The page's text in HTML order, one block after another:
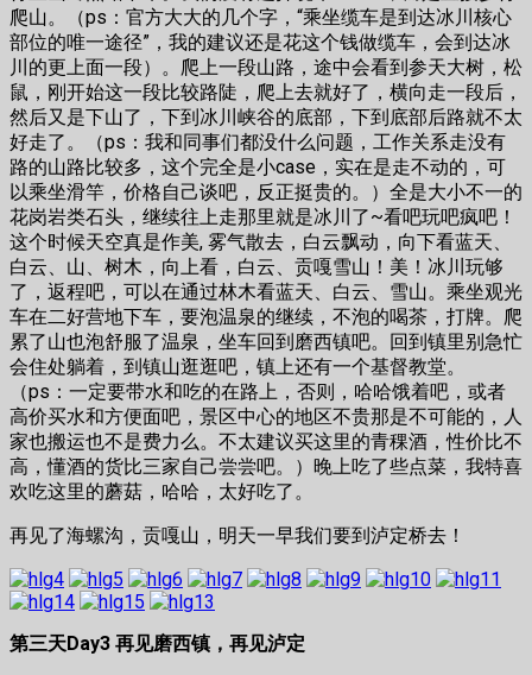
爬山。（ps：官方大大的几个字，“乘坐缆车是到达冰川核心
部位的唯一途径”，我的建议还是花这个钱做缆车，会到达冰
川的更上面一段）。爬上一段山路，途中会看到参天大树，松
鼠，刚开始这一段比较路陡，爬上去就好了，横向走一段后，
然后又是下山了，下到冰川峡谷的底部，下到底部后路就不太
好走了。（ps：我和同事们都没什么问题，工作关系走没有
路的山路比较多，这个完全是小case，实在是走不动的，可
以乘坐滑竿，价格自己谈吧，反正挺贵的。）全是大小不一的
花岗岩类石头，继续往上走那里就是冰川了~看吧玩吧疯吧！
这个时候天空真是作美, 雾气散去，白云飘动，向下看蓝天、
白云、山、树木，向上看，白云、贡嘎雪山！美！冰川玩够
了，返程吧，可以在通过林木看蓝天、白云、雪山。乘坐观光
车在二好营地下车，要泡温泉的继续，不泡的喝茶，打牌。爬
累了山也泡舒服了温泉，坐车回到磨西镇吧。回到镇里别急忙
会住处躺着，到镇山逛逛吧，镇上还有一个基督教堂。
（ps：一定要带水和吃的在路上，否则，哈哈饿着吧，或者
高价买水和方便面吧，景区中心的地区不贵那是不可能的，人
家也搬运也不是费力么。不太建议买这里的青稞酒，性价比不
高，懂酒的货比三家自己尝尝吧。）晚上吃了些点菜，我特喜
欢吃这里的蘑菇，哈哈，太好吃了。
再见了海螺沟，贡嘎山，明天一早我们要到泸定桥去！
第三天Day3 再见磨西镇，再见泸定